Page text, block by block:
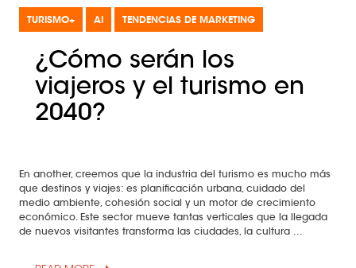
TURISMO+ AI TENDENCIAS DE MARKETING
¿Cómo serán los
viajeros y el turismo en
2040?
En another, creemos que la industria del turismo es mucho más
que destinos y viajes: es planificación urbana, cuidado del
medio ambiente, cohesión social y un motor de crecimiento
económico. Este sector mueve tantas verticales que la llegada
de nuevos visitantes transforma las ciudades, la cultura ...